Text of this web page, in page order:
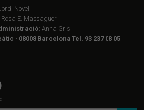
Novell
Rosa E. Massaguer
Anna Gris
· 08008 Barcelona Tel. 93 237 08 05